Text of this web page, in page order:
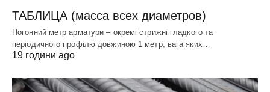
ТАБЛИЦА (масса всех диаметров)
Погонний метр арматури – окремі стрижні гладкого та
періодичного профілю довжиною 1 метр, вага яких…
19 години ago